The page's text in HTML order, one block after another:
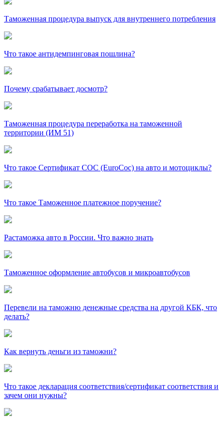
Таможенная процедура выпуск для внутреннего потребления
Что такое антидемпинговая пошлина?
Почему срабатывает досмотр?
Таможенная процедура переработка на таможенной
территории (ИМ 51)
Что такое Сертификат СОС (EuroCoc) на авто и мотоциклы?
Что такое Таможенное платежное поручение?
Растаможка авто в России. Что важно знать
Таможенное оформление автобусов и микроавтобусов
Перевели на таможню денежные средства на другой КБК, что
делать?
Как вернуть деньги из таможни?
Что такое декларация соответствия/сертификат соответствия и
зачем они нужны?